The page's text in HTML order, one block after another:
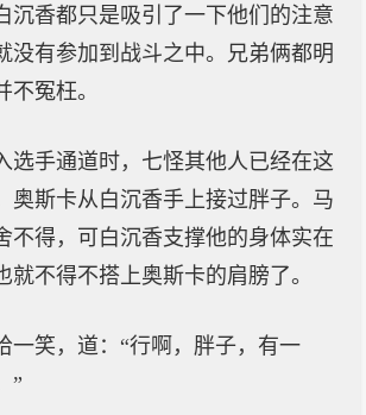
沉香都只是吸引了一下他们的注意
没有参加到战斗之中。兄弟俩都明
不冤枉。
选手通道时，七怪其他人已经在这
奥斯卡从白沉香手上接过胖子。马
不得，可白沉香支撑他的身体实在
就不得不搭上奥斯卡的肩膀了。
一笑，道：“行啊，胖子，有一
”